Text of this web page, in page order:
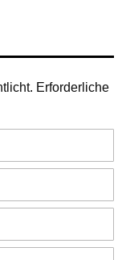
Erforderliche